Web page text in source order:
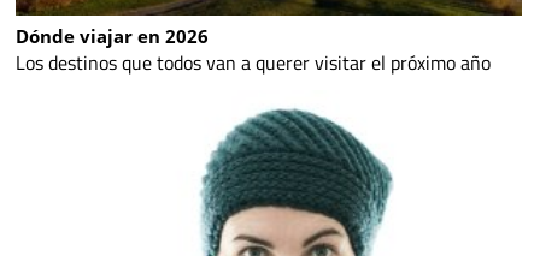
Dónde viajar en 2026
Los destinos que todos van a querer visitar el próximo año